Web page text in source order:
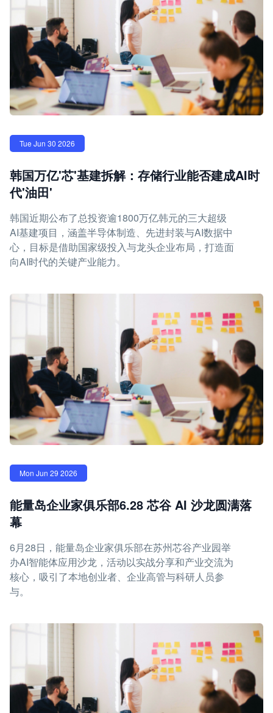
Tue Jun 30 2026
韩国万亿'芯'基建拆解：存储行业能否建成AI时
代'油田'
韩国近期公布了总投资逾1800万亿韩元的三大超级
AI基建项目，涵盖半导体制造、先进封装与AI数据中
心，目标是借助国家级投入与龙头企业布局，打造面
向AI时代的关键产业能力。
Mon Jun 29 2026
能量岛企业家俱乐部6.28 芯谷 AI 沙龙圆满落
幕
6月28日，能量岛企业家俱乐部在苏州芯谷产业园举
办AI智能体应用沙龙，活动以实战分享和产业交流为
核心，吸引了本地创业者、企业高管与科研人员参
与。